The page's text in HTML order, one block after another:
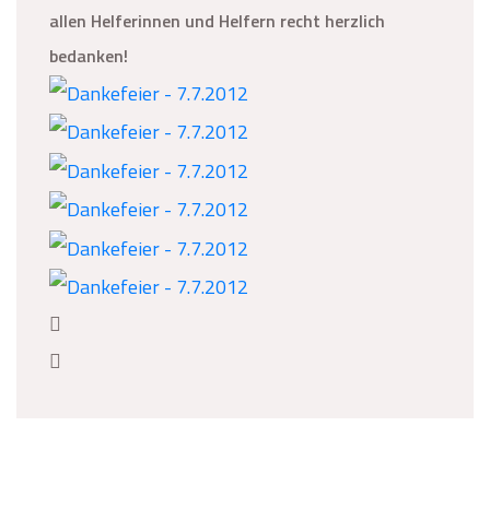
allen Helferinnen und Helfern recht herzlich
bedanken!